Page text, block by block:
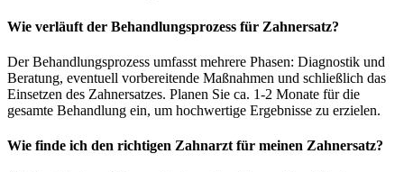
Wie verläuft der Behandlungsprozess für Zahnersatz?
Der Behandlungsprozess umfasst mehrere Phasen: Diagnostik und
Beratung, eventuell vorbereitende Maßnahmen und schließlich das
Einsetzen des Zahnersatzes. Planen Sie ca. 1-2 Monate für die
gesamte Behandlung ein, um hochwertige Ergebnisse zu erzielen.
Wie finde ich den richtigen Zahnarzt für meinen Zahnersatz?